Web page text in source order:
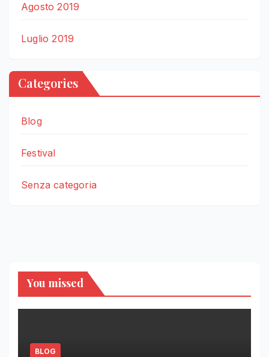
Agosto 2019
Luglio 2019
Categories
Blog
Festival
Senza categoria
You missed
BLOG